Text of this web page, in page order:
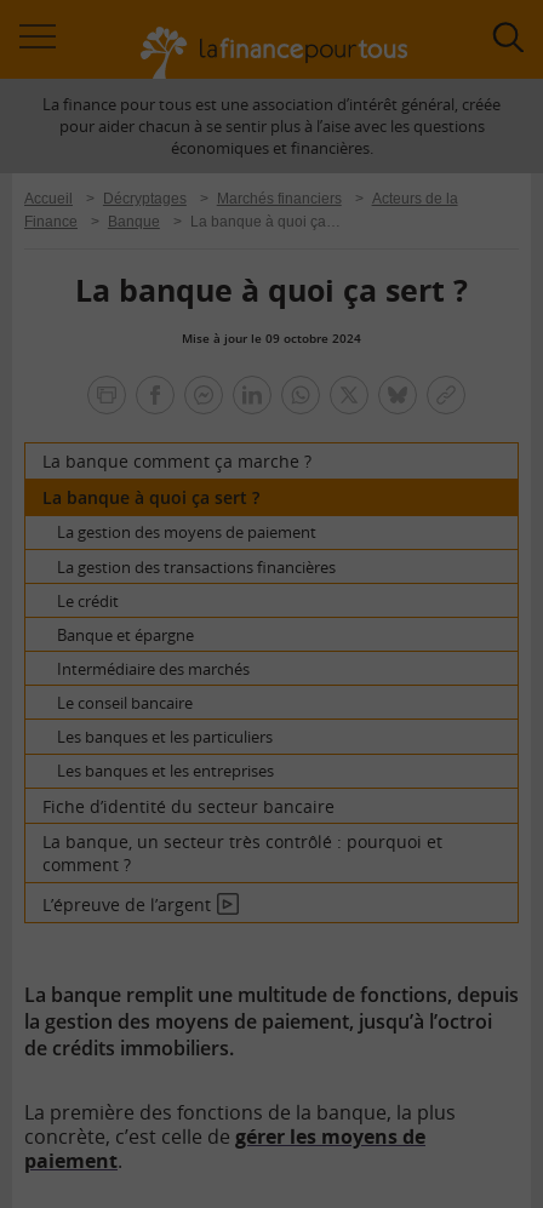
àLa finance pour tous est une association d’intérêt général, créée
pour aider chacun à se sentir plus à l’aise avec les questions
économiques et financières.
Accueil > Décryptages > Marchés financiers > Acteurs de la
Finance
> Banque > La banque à quoi ça sert ?
La banque à quoi ça sert ?
Mise à jour le 09 octobre 2024
tous
La banque comment ça marche ?
La banque à quoi ça sert ?
La gestion des moyens de paiement
La gestion des transactions financières
Le crédit
Banque et épargne
Intermédiaire des marchés
Le conseil bancaire
Les banques et les particuliers
Les banques et les entreprises
Fiche d’identité du secteur bancaire
La banque, un secteur très contrôlé : pourquoi et
comment ?
L’épreuve de l’argentEn
La banque remplit une multitude de fonctions, depuis
la gestion des moyens de paiement, jusqu’à l’octroi
de crédits immobiliers.
La première des fonctions de la banque, la plus
concrète, c’est celle de gérer les moyens de
paiement.